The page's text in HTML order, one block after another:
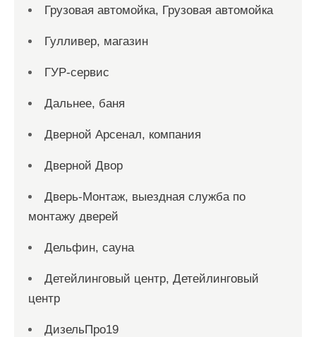
Грузовая автомойка, Грузовая автомойка
Гулливер, магазин
ГУР-сервис
Дальнее, баня
Дверной Арсенал, компания
Дверной Двор
Дверь-Монтаж, выездная служба по
монтажу дверей
Дельфин, сауна
Детейлинговый центр, Детейлинговый
центр
ДизельПро19